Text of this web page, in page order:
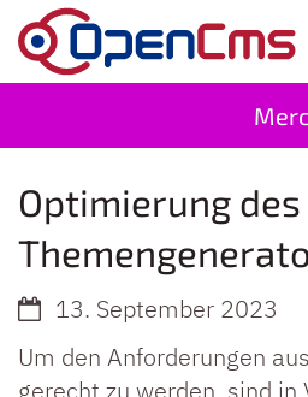
Zum Inhalt springen
Optimierung des
13. September 2023
Um den Anforderungen